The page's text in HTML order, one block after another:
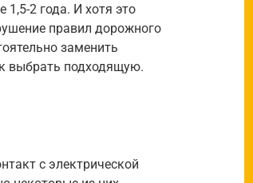
1,5-2 года. И хотя это
правил дорожного
заменить
выбрать подходящую.
с электрической